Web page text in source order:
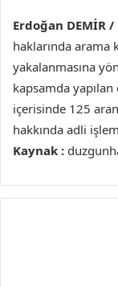
Erdoğan DEMİR /
haklarında arama
yakalanmasına
kapsamda
içerisinde 125
hakkında adli
Kaynak :